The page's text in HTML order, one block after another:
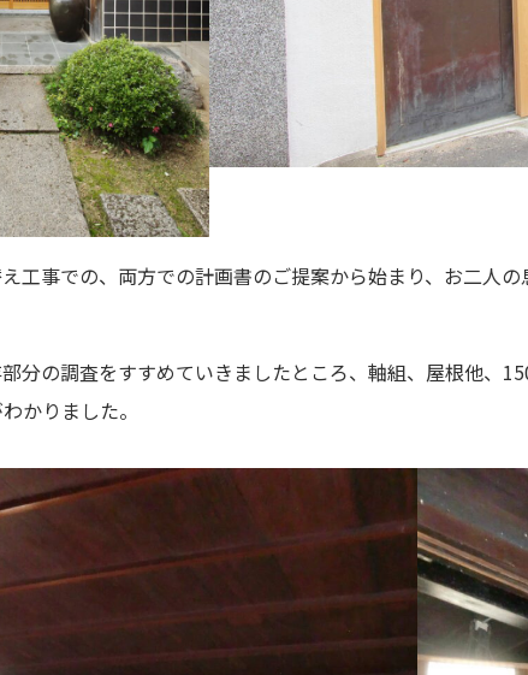
工事での、両方での計画書のご提案から始まり、お二人
分の調査をすすめていきましたところ、軸組、屋根他、
かりました。